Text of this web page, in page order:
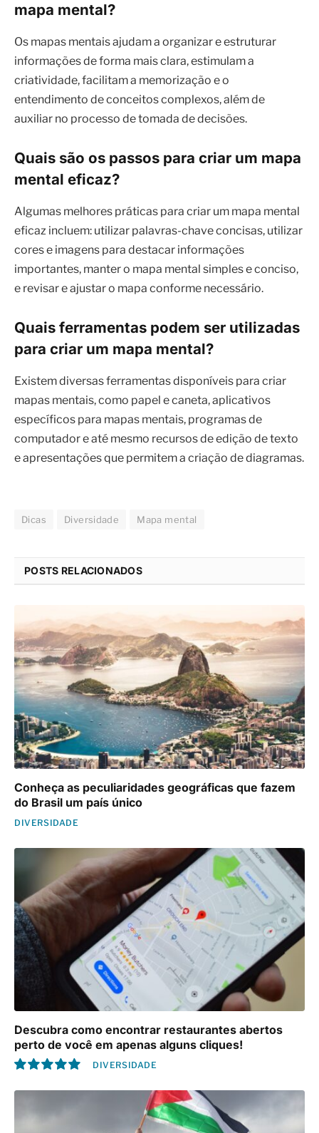
mapa mental?
Os mapas mentais ajudam a organizar e estruturar
informações de forma mais clara, estimulam a
criatividade, facilitam a memorização e o
entendimento de conceitos complexos, além de
auxiliar no processo de tomada de decisões.
Quais são os passos para criar um mapa
mental eficaz?
Algumas melhores práticas para criar um mapa mental
eficaz incluem: utilizar palavras-chave concisas, utilizar
cores e imagens para destacar informações
importantes, manter o mapa mental simples e conciso,
e revisar e ajustar o mapa conforme necessário.
Quais ferramentas podem ser utilizadas
para criar um mapa mental?
Existem diversas ferramentas disponíveis para criar
mapas mentais, como papel e caneta, aplicativos
específicos para mapas mentais, programas de
computador e até mesmo recursos de edição de texto
e apresentações que permitem a criação de diagramas.
Dicas Diversidade Mapa mental
POSTS RELACIONADOS
Conheça as peculiaridades geográficas que fazem
do Brasil um país único
DIVERSIDADE
Descubra como encontrar restaurantes abertos
perto de você em apenas alguns cliques!
10.0
DIVERSIDADE